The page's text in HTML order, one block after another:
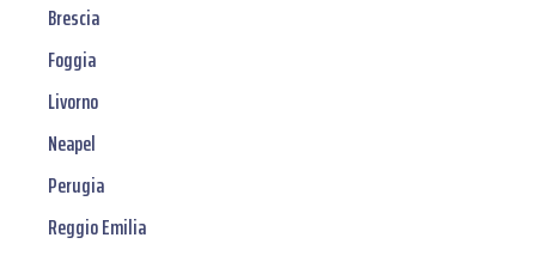
Brescia
Foggia
Livorno
Neapel
Perugia
Reggio Emilia